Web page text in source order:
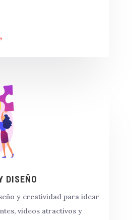
DISEÑO
y creatividad para idear
videos atractivos y